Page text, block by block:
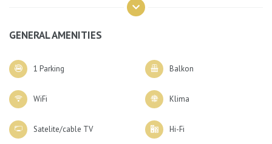
zgrade sa dizalom te se sastoji od ulaznog hodnika,
kupaonice s tuš kabinom, prostranog dnevnog boravka /
krevetom. Dnevna soba i spavaća soba imaju izlaz na
Sadržaji uključuju: besplatni parking, balkon, klima uređaj
GENERAL AMENITIES
1 Parking Balkon
WiFi Klima
Satelite/cable TV Hi-Fi